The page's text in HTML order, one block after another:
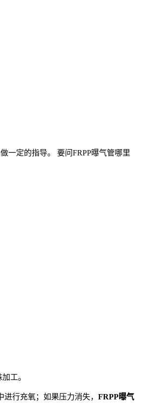
一定的指导。 要问FRPP曝气管哪里
工。
行充氧；如果压力消失， FRPP曝气